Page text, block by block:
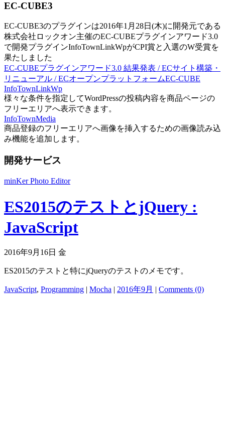
EC-CUBE3
EC-CUBE3のプラグインは2016年1月28日(木)に開発元である
株式会社ロックオン主催のEC-CUBEプラグインアワード3.0
で開発プラグインInfoTownLinkWpがCPI賞と入選のW受賞を
果たしました
EC-CUBEプラグインアワード3.0 結果発表 / ECサイト構築・
リニューアル / ECオープンプラットフォームEC-CUBE
InfoTownLinkWp
様々な条件を指定してWordPressの投稿内容を商品ページの
フリーエリアへ表示できます。
InfoTownMedia
商品登録のフリーエリアへ画像を挿入するための画像読み込
み機能を追加します。
開発サービス
minKer Photo Editor
ES2015のテストとjQuery :
JavaScript
2016年9月16日 金
ES2015のテストと特にjQueryのテストのメモです。
JavaScript, Programming | Mocha | 2016年9月 | Comments (0)